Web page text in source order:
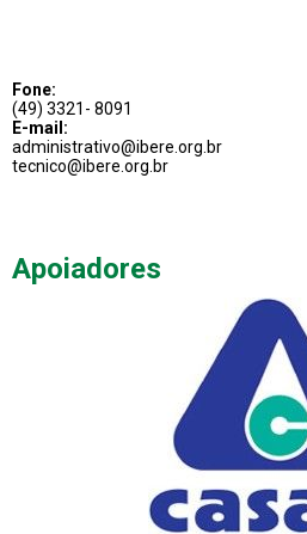
Fone:
(49) 3321- 8091
E-mail:
administrativo@ibere.org.br
tecnico@ibere.org.br
Apoiadores